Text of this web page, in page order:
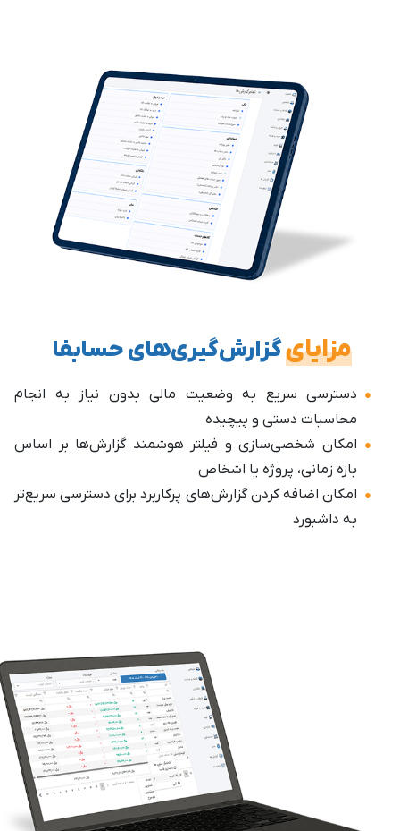
مزایایگزارش‌گیری‌های حسابفا
دسترسی سریع به وضعیت مالی بدون نیاز به انجام
محاسبات دستی و پیچیده
امکان شخصی‌سازی و فیلتر هوشمند گزارش‌ها بر اساس
بازه زمانی، پروژه یا اشخاص
امکان اضافه کردن گزارش‌های پرکاربرد برای دسترسی سریع‌تر
به داشبورد